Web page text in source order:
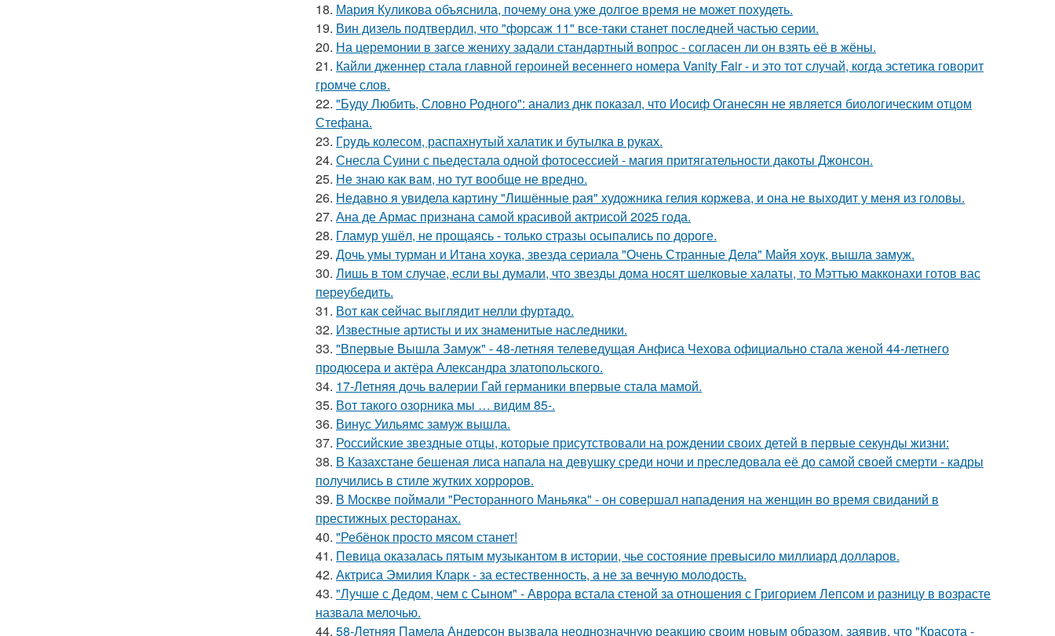
18. Мария Куликова объяснила, почему она уже долгое время не может похудеть.
19. Вин дизель подтвердил, что "форсаж 11" все-таки станет последней частью серии.
20. На церемонии в загсе жениху задали стандартный вопрос - согласен ли он взять её в жёны.
21. Кайли дженнер стала главной героиней весеннего номера Vanity Fair - и это тот случай, когда эстетика говорит
громче слов.
22. "Буду Любить, Словно Родного": анализ днк показал, что Иосиф Оганесян не является биологическим отцом
Стефана.
23. Гpyдь колесом, распахнутый халатик и бутылка в руках.
24. Снесла Суини с пьедестала одной фотосессией - магия притягательности дакоты Джонсон.
25. Не знаю как вам, но тут вообще не вредно.
26. Недавно я увидела картину "Лишённые рая" художника гелия коржева, и она не выходит у меня из головы.
27. Ана де Армас признана самой красивой актрисой 2025 года.
28. Гламур ушёл, не прощаясь - только стразы осыпались по дороге.
29. Дочь умы турман и Итана хоука, звезда сериала "Очень Странные Дела" Майя хоук, вышла замуж.
30. Лишь в том случае, если вы думали, что звезды дома носят шелковые халаты, то Мэттью макконахи готов вас
переубедить.
31. Вот как сейчас выглядит нелли фуртадо.
32. Известные артисты и их знаменитые наследники.
33. "Впервые Вышла Замуж" - 48-летняя телеведущая Анфиса Чехова официально стала женой 44-летнего
продюсера и актёра Александра златопольского.
34. 17-Летняя дочь валерии Гай германики впервые стала мамой.
35. Вот такого озорника мы … видим 85-.
36. Винус Уильямс замуж вышла.
37. Российские звездные отцы, которые присутствовали на рождении своих детей в первые секунды жизни:
38. В Казахстане бешеная лиса напала на девушку среди ночи и преследовала её до самой своей смерти - кадры
получились в стиле жутких хорроров.
39. В Москве поймали "Ресторанного Маньяка" - он совершал нападения на женщин во время свиданий в
престижных ресторанах.
40. "Ребёнок просто мясом станет!
41. Певица оказалась пятым музыкантом в истории, чье состояние превысило миллиард долларов.
42. Актриса Эмилия Кларк - за естественность, а не за вечную молодость.
43. "Лучше с Дедом, чем с Сыном" - Аврора встала стеной за отношения с Григорием Лепсом и разницу в возрасте
назвала мелочью.
44. 58-Летняя Памела Андерсон вызвала неоднозначную реакцию своим новым образом, заявив, что "Красота -